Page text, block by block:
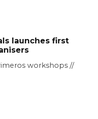
launches first
workshops //